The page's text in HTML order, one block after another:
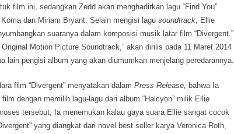
film ini, sedangkan Zedd akan menghadirkan lagu “Find You”
dan Miriam Bryant. Selain mengisi lagu soundtrack, Ellie
suaranya dalam komposisi musik latar film “Divergent.”
Motion Picture Soundtrack,” akan dirilis pada 11 Maret 2014
lain pengisi album yang akan diumumkan menjelang peredarannya.
film “Divergent” menyatakan dalam Press Release, bahwa Ia
dengan memilih lagu-lagu dari album “Halcyon” milik Ellie
tersebut, Ia menemukan kalau gaya suara Ellie sangat cocok
yang diangkat dari novel best seller karya Veronica Roth,